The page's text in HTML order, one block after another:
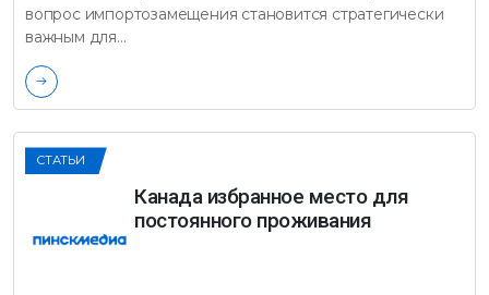
вопрос импортозамещения становится стратегически
важным для…
СТАТЬИ
Канада избранное место для
постоянного проживания